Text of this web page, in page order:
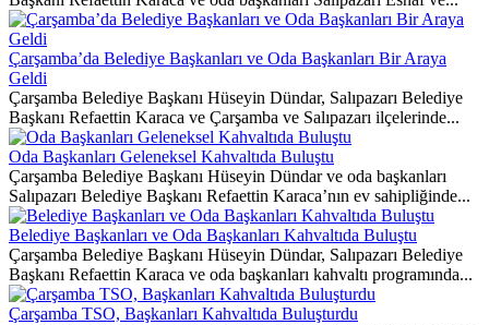
Çarşamba’da Belediye Başkanları ve Oda Başkanları Bir Araya
Geldi
Çarşamba Belediye Başkanı Hüseyin Dündar, Salıpazarı Belediye
Başkanı Refaettin Karaca ve Çarşamba ve Salıpazarı ilçelerinde...
Oda Başkanları Geleneksel Kahvaltıda Buluştu
Çarşamba Belediye Başkanı Hüseyin Dündar ve oda başkanları
Salıpazarı Belediye Başkanı Refaettin Karaca’nın ev sahipliğinde...
Belediye Başkanları ve Oda Başkanları Kahvaltıda Buluştu
Çarşamba Belediye Başkanı Hüseyin Dündar, Salıpazarı Belediye
Başkanı Refaettin Karaca ve oda başkanları kahvaltı programında...
Çarşamba TSO, Başkanları Kahvaltıda Buluşturdu